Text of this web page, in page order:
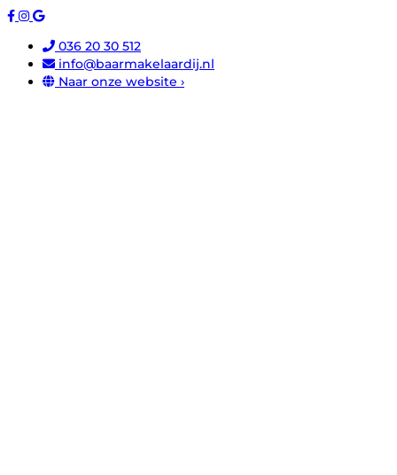
036 20 30 512
info@baarmakelaardij.nl
Naar onze website ›